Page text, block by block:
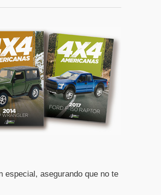
especial, asegurando que no te